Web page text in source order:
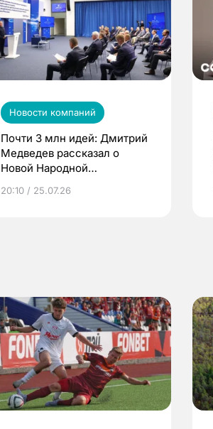
Новости компаний
Почти 3 млн идей: Дмитрий
Медведев рассказал о
Новой Народной
20:10 / 25.07.26